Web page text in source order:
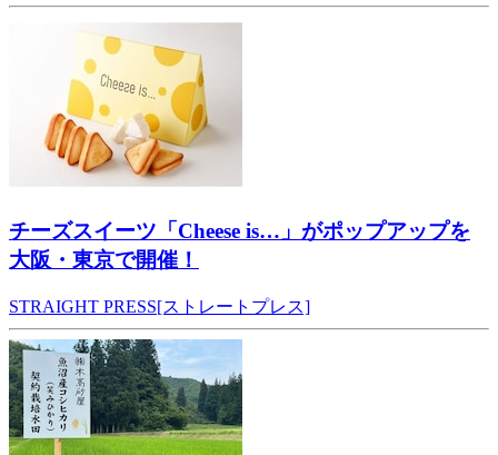
チーズスイーツ「Cheese is…」がポップアップを
大阪・東京で開催！
STRAIGHT PRESS[ストレートプレス]